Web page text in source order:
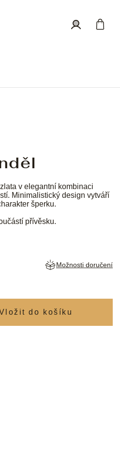
v elegantní kombinaci
Minimalistický design vytváří
šperku.
přívěsku.
Možnosti doručení